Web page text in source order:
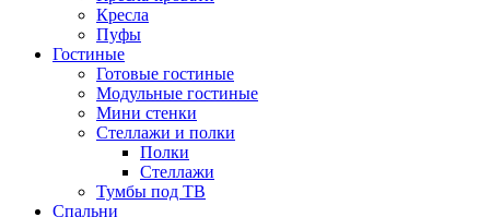
Кресла
Пуфы
Гостиные
Готовые гостиные
Модульные гостиные
Мини стенки
Стеллажи и полки
Полки
Стеллажи
Тумбы под ТВ
Спальни